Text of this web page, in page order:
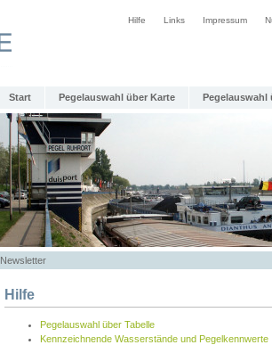
Hilfe Links Impressum
Start Pegelauswahl über Karte Pegelauswahl
Newsletter
Hilfe
Pegelauswahl über Tabelle
Kennzeichnende Wasserstände und Pegelkennwerte